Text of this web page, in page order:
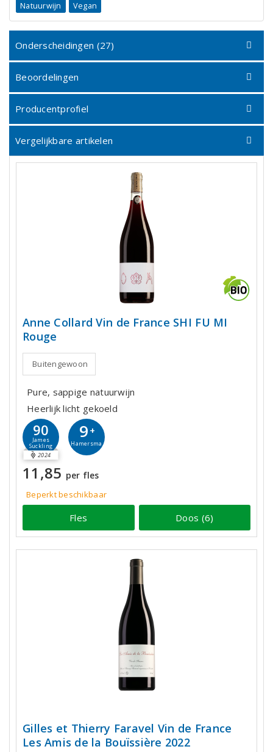
Natuurwijn Vegan
Onderscheidingen (27)
Beoordelingen
Producentprofiel
Vergelijkbare artikelen
Anne Collard Vin de France SHI FU MI
Rouge
Buitengewoon
Pure, sappige natuurwijn
Heerlijk licht gekoeld
90
James
Suckling
2024
9 +
Hamersma
11,85 per fles
Beperkt beschikbaar
Fles Doos (6)
Gilles et Thierry Faravel Vin de France
Les Amis de la Bouïssière 2022